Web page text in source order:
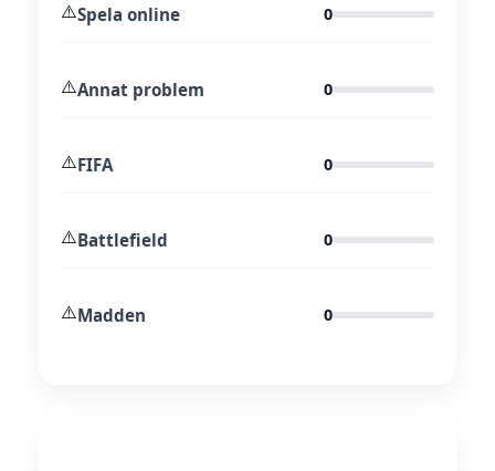
⚠️Spela online 0
⚠️Annat problem 0
⚠️FIFA 0
⚠️Battlefield 0
⚠️Madden 0